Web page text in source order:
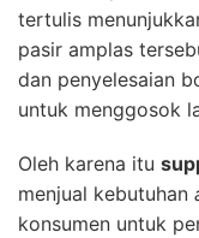
tertulis
pasir amplas
dan penyelesaian
untuk menggosok
Oleh karena itu
menjual kebutuhan
konsumen untuk